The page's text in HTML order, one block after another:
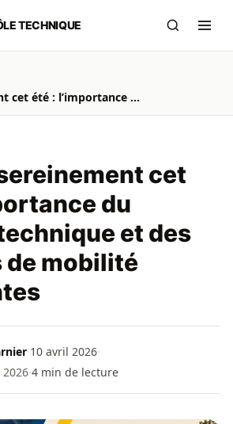
TECHNIQUE
Voyager sereinement cet été : l’importance du contrôle technique et des solutions de mobilité intelligentes
cet
du
et des
mobilité
·10 avril 2026·
·4 min de lecture